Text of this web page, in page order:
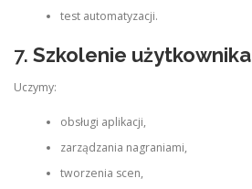
test automatyzacji.
7. Szkolenie użytkownika
Uczymy:
obsługi aplikacji,
zarządzania nagraniami,
tworzenia scen,